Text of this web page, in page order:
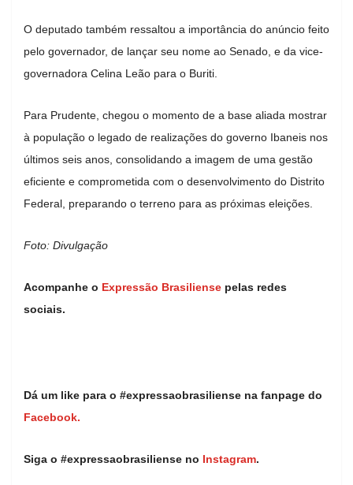
O deputado também ressaltou a importância do anúncio feito
pelo governador, de lançar seu nome ao Senado, e da vice-
governadora Celina Leão para o Buriti.
Para Prudente, chegou o momento de a base aliada mostrar
à população o legado de realizações do governo Ibaneis nos
últimos seis anos, consolidando a imagem de uma gestão
eficiente e comprometida com o desenvolvimento do Distrito
Federal, preparando o terreno para as próximas eleições.
Foto: Divulgação
Acompanhe o Expressão Brasiliense pelas redes
sociais.
Dá um like para o #expressaobrasiliense na fanpage do
Facebook.
Siga o #expressaobrasiliense no Instagram.